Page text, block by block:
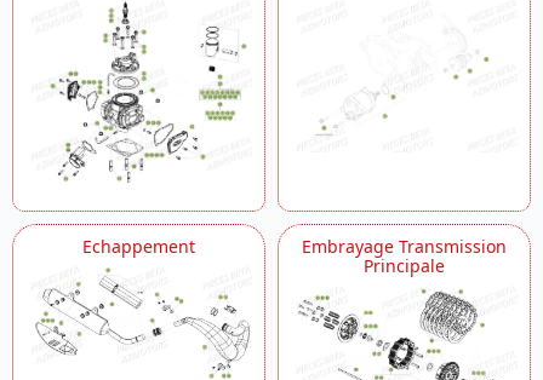
Echappement
Embrayage Transmission
Principale